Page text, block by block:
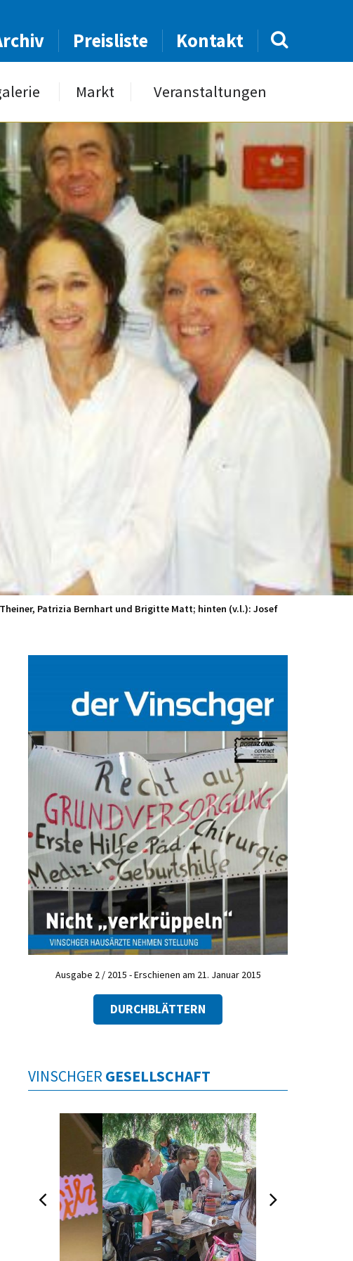
Preisliste Kontakt
Markt Veranstaltungen
Patrizia Bernhart und Brigitte Matt; hinten (v.l.): Josef
Ausgabe 2 / 2015 - Erschienen am 21. Januar 2015
DURCHBLÄTTERN
VINSCHGER GESELLSCHAFT